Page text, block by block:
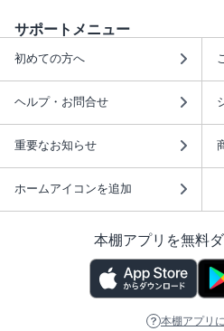
サポートメニュー
初めての方へ
ヘルプ・お問合せ
重要なお知らせ
ホームアイコンを追加
本棚アプリを無料
本棚アプリ